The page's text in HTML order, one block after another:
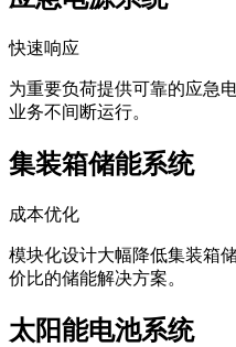
快速响应
为重要负荷提供可靠的应急
业务不间断运行。
集装箱储能系统
成本优化
模块化设计大幅降低集装箱
价比的储能解决方案。
太阳能电池系统